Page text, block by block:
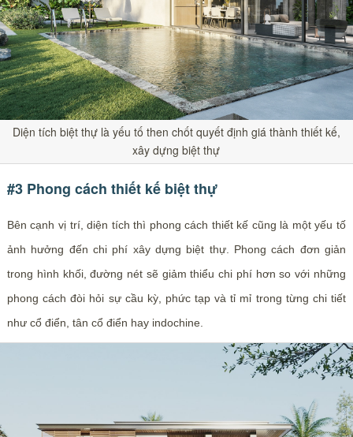
Diện tích biệt thự là yếu tố then chốt quyết định giá thành thiết kế,
xây dựng biệt thự
#3 Phong cách thiết kế biệt thự
Bên cạnh vị trí, diện tích thì phong cách thiết kế cũng là một yếu tố
ảnh hưởng đến chi phí xây dựng biệt thự. Phong cách đơn giản
trong hình khối, đường nét sẽ giảm thiểu chi phí hơn so với những
phong cách đòi hỏi sự cầu kỳ, phức tạp và tỉ mỉ trong từng chi tiết
như cổ điển, tân cổ điển hay indochine.